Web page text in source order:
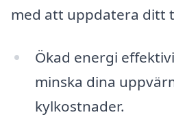
med att uppdatera ditt
Ökad energi
minska dina
kylkostnader.